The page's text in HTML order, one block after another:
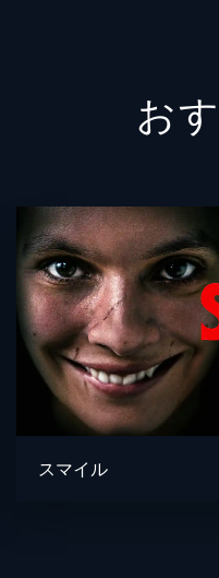
お
スマイル